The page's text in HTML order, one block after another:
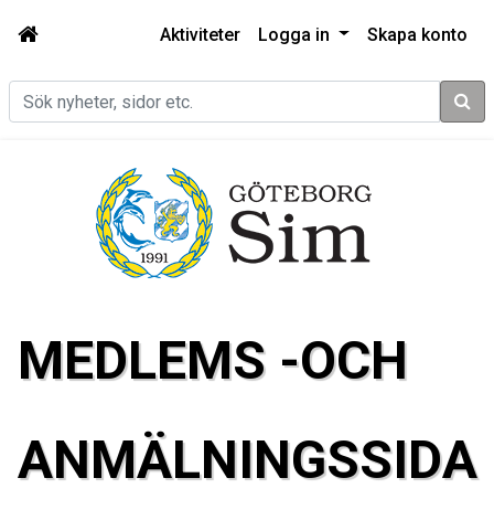
Aktiviteter Logga in Skapa konto
Sök
MEDLEMS -OCH
ANMÄLNINGSSIDA